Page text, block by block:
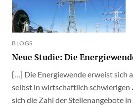
BLOGS
Neue Studie: Die
[…] Die Energiewende erweist sich
selbst in wirtschaftlich schwierigen
sich die Zahl der Stellenangebote